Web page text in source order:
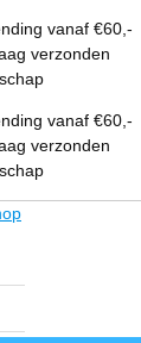
vanaf €60,-
verzonden
vanaf €60,-
verzonden